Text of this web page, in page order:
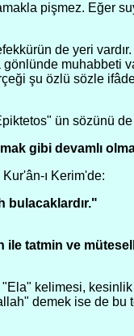
pişmez. Eğer
de yeri
gönlünde muhabbeti
şu özlü sözle
ün sözünü
gibi devamlı
ı Kerim'de:
bulacaklardır."
ile tatmin ve
kelimesi,
demek ise de bu